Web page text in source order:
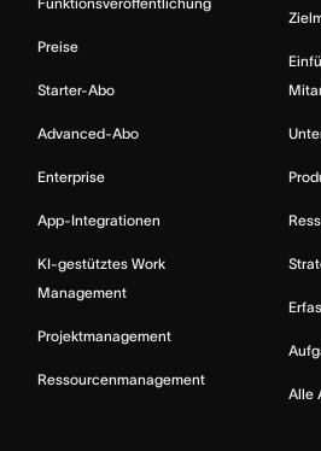
Funktionsveröffentlichung
Preise
Starter-Abo
Advanced-Abo
Enterprise
App-Integrationen
KI-gestütztes Work
Management
Projektmanagement
Ressourcenmanagement
Alle